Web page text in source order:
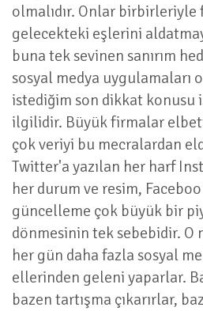
olmalıdır. Onlar birbirleriyle
gelecekteki eşlerini
buna tek sevinen sanırım
sosyal medya uygulamaları
istediğim son dikkat konusu
ilgilidir. Büyük firmalar
çok veriyi bu mecralardan
Twitter'a yazılan her harf
her durum ve resim,
güncelleme çok büyük bir
dönmesinin tek sebebidir. O
her gün daha fazla sosyal
ellerinden geleni yaparlar.
bazen tartışma çıkarırlar,